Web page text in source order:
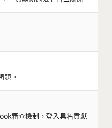
題。
審查機制，登入具名貢獻